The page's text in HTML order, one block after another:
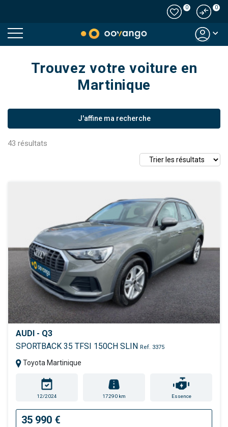
0 0
Trouvez votre voiture en
Martinique
J'affine ma recherche
43 résultats
AUDI - Q3
SPORTBACK 35 TFSI 150CH SLIN Ref. 3375
Toyota Martinique
12/2024 17290 km Essence
35 990 €
Modal country